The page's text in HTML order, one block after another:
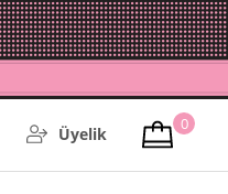
Üyelik 0